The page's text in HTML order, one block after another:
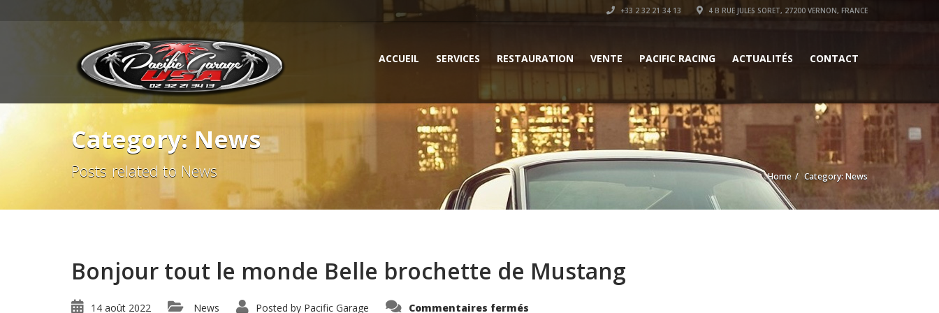
+33 2 32 21 34 13 4 B RUE JULES SORET, 27200 VERNON, FRANCE
ACCUEIL SERVICES RESTAURATION VENTE PACIFIC RACING ACTUALITÉS CONTACT
Category: News
Posts related to News Home Category: News
Bonjour tout le monde Belle brochette de Mustang
14 août 2022 News Posted by Pacific Garage Commentaires fermés